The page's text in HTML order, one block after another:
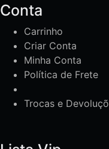
Conta
Carrinho
Criar Conta
Minha Conta
Política de Frete
Trocas e